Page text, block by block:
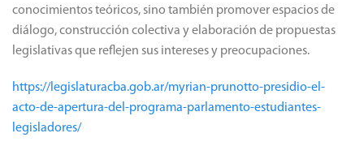
conocimientos teóricos, sino también promover espacios de
diálogo, construcción colectiva y elaboración de propuestas
legislativas que reflejen sus intereses y preocupaciones.
https://legislaturacba.gob.ar/myrian-prunotto-presidio-el-
acto-de-apertura-del-programa-parlamento-estudiantes-
legisladores/